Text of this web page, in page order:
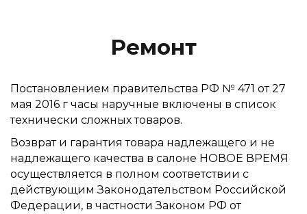
Ремонт
Постановлением правительства РФ № 471 от 27
мая 2016 г часы наручные включены в список
технически сложных товаров.
Возврат и гарантия товара надлежащего и не
надлежащего качества в салоне НОВОЕ ВРЕМЯ
осуществляется в полном соответствии с
действующим Законодательством Российской
Федерации, в частности Законом РФ от